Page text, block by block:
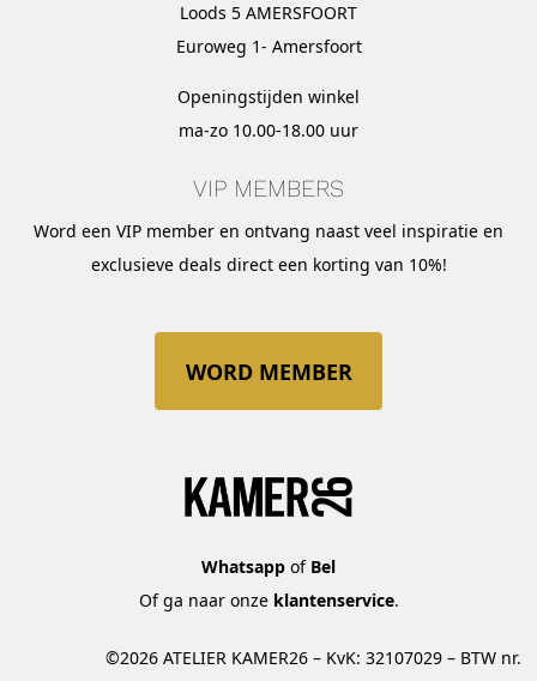
Loods 5 AMERSFOORT
Euroweg 1- Amersfoort
Openingstijden winkel
ma-zo 10.00-18.00 uur
VIP MEMBERS
Word een VIP member en ontvang naast veel inspiratie en
exclusieve deals direct een korting van 10%!
WORD MEMBER
Whatsapp of Bel
Of ga naar onze klantenservice.
©2026 ATELIER KAMER26 – KvK: 32107029 – BTW nr.